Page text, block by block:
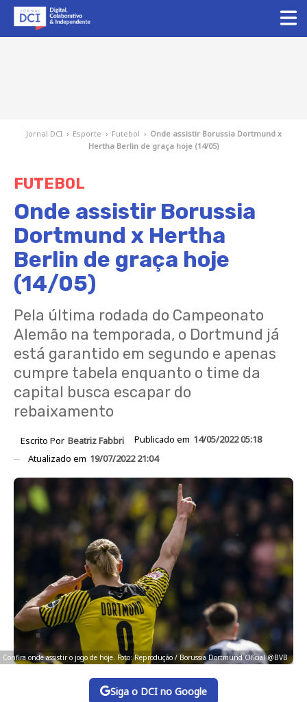
Jornal DCI › Esporte › Futebol › Onde assistir Borussia Dortmund x
Hertha Berlin de graça hoje (14/05)
FUTEBOL
Onde assistir Borussia
Dortmund x Hertha
Berlin de graça hoje
(14/05)
Pela última rodada do Campeonato
Alemão na temporada, o Dortmund já
está garantido em segundo e apenas
cumpre tabela enquanto o time da
capital busca escapar do
rebaixamento
Escrito Por Beatriz Fabbri Publicado em 14/05/2022 05:18
Atualizado em 19/07/2022 21:04
Confira onde assistir o jogo de hoje. Foto: Reprodução / Borussia Dortmund Oficial @BVB
Siga o DCI no Google